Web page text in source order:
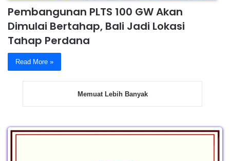
Pembangunan PLTS 100 GW Akan
Dimulai Bertahap, Bali Jadi Lokasi
Tahap Perdana
Read More »
Memuat Lebih Banyak